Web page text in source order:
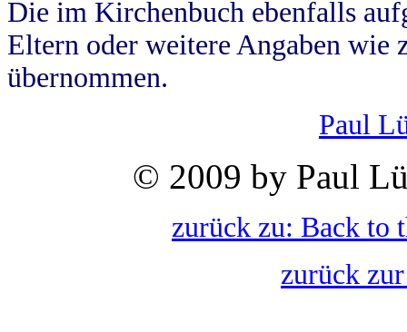
Die im Kirchenbuch ebenfalls
Eltern oder weitere Angaben wie
übernommen.
Paul
© 2009 by Paul
zurück zu: Back to
zurück